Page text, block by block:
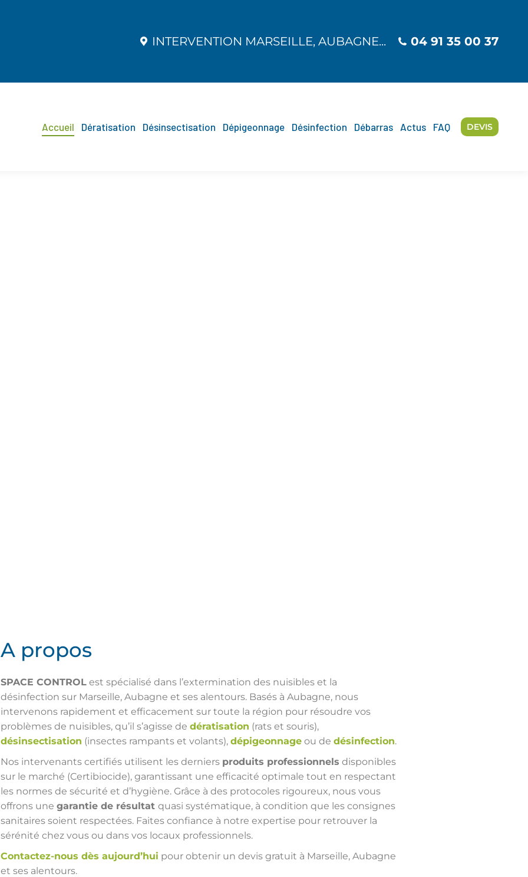
INTERVENTION MARSEILLE, AUBAGNE... 04 91 35 00 37
Accueil Dératisation Désinsectisation Dépigeonnage Désinfection Débarras Actus FAQ DEVIS
A propos
SPACE CONTROLest spécialisé dans l’extermination des nuisibles et la
désinfection sur Marseille, Aubagne et ses alentours. Basés à Aubagne, nous
intervenons rapidement et efficacement sur toute la région pour résoudre vos
problèmes de nuisibles, qu’il s’agisse de dératisation (rats et souris),
désinsectisation (insectes rampants et volants), dépigeonnage ou de désinfection.
Nos intervenants certifiés utilisent les derniers produits professionnels disponibles
sur le marché (Certibiocide), garantissant une efficacité optimale tout en respectant
les normes de sécurité et d’hygiène. Grâce à des protocoles rigoureux, nous vous
offrons une garantie de résultat quasi systématique, à condition que les consignes
sanitaires soient respectées. Faites confiance à notre expertise pour retrouver la
sérénité chez vous ou dans vos locaux professionnels.
Contactez-nous dès aujourd’hui pour obtenir un devis gratuit à Marseille, Aubagne
et ses alentours.
INTERVENTION MARSEILLE, AUBAGNE... 04 91 35 00 37